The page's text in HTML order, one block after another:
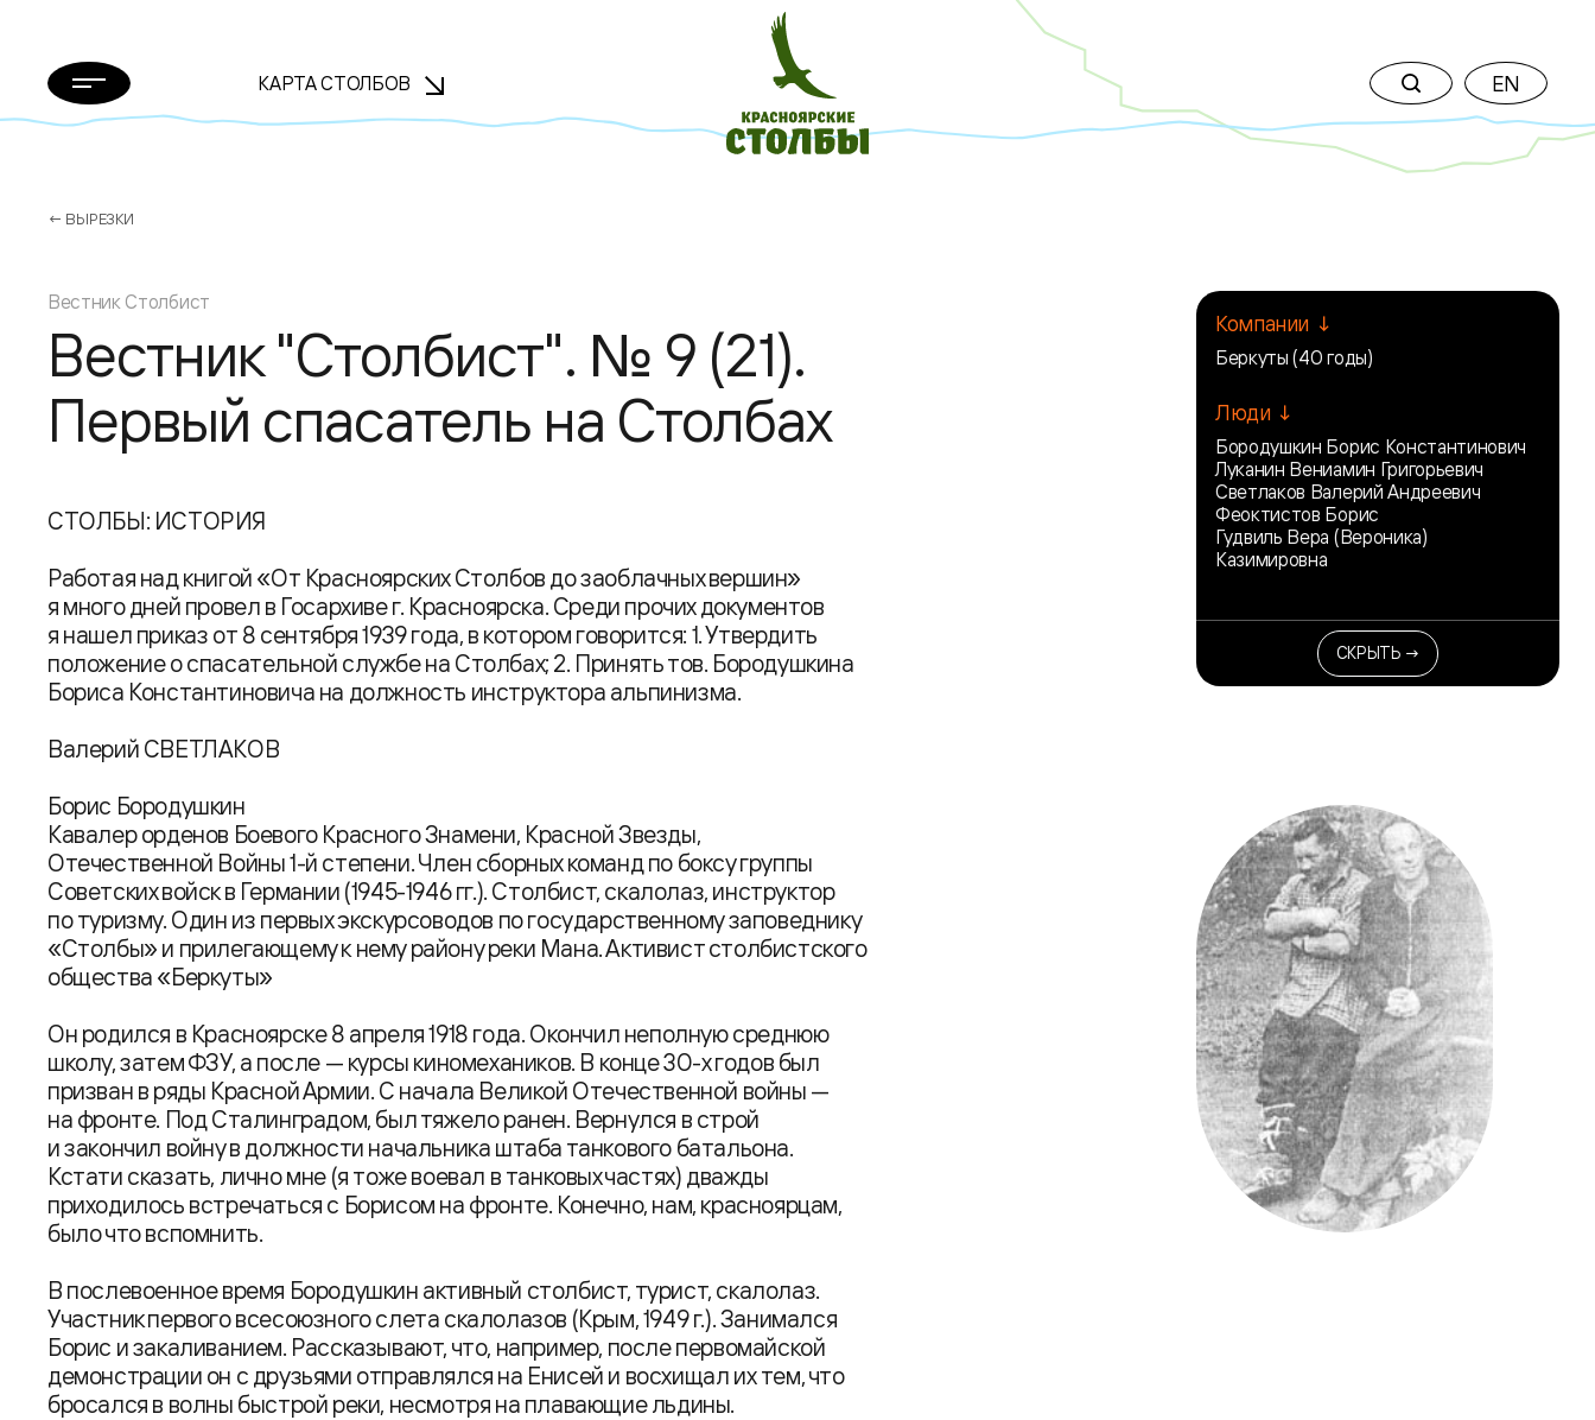
КАРТА СТОЛБОВ EN
← ВЫРЕЗКИ
Вестник Столбист
Вестник "Столбист". № 9 (21).
Первый спасатель на Столбах
СТОЛБЫ: ИСТОРИЯ
Работая над книгой «От Красноярских Столбов до заоблачных вершин»
я много дней провел в Госархиве г. Красноярска. Среди прочих документов
я нашел приказ от 8 сентября 1939 года, в котором говорится: 1. Утвердить
положение о спасательной службе на Столбах; 2. Принять тов. Бородушкина
Бориса Константиновича на должность инструктора альпинизма.
Валерий СВЕТЛАКОВ
Борис Бородушкин
Кавалер орденов Боевого Красного Знамени, Красной Звезды,
Отечественной Войны 1-й степени. Член сборных команд по боксу группы
Советских войск в Германии (1945-1946 гг.). Столбист, скалолаз, инструктор
по туризму. Один из первых экскурсоводов по государственному заповеднику
«Столбы» и прилегающему к нему району реки Мана. Активист столбистского
общества «Беркуты»
Он родился в Красноярске 8 апреля 1918 года. Окончил неполную среднюю
школу, затем ФЗУ, а после — курсы киномехаников. В конце 30-х годов был
призван в ряды Красной Армии. С начала Великой Отечественной войны —
на фронте. Под Сталинградом, был тяжело ранен. Вернулся в строй
и закончил войну в должности начальника штаба танкового батальона.
Кстати сказать, лично мне (я тоже воевал в танковых частях) дважды
приходилось встречаться с Борисом на фронте. Конечно, нам, красноярцам,
было что вспомнить.
В послевоенное время Бородушкин активный столбист, турист, скалолаз.
Участник первого всесоюзного слета скалолазов (Крым, 1949 г.). Занимался
Борис и закаливанием. Рассказывают, что, например, после первомайской
демонстрации он с друзьями отправлялся на Енисей и восхищал их тем, что
бросался в волны быстрой реки, несмотря на плавающие льдины.
Компании ↓
Беркуты (40 годы)
Люди ↓
Бородушкин Борис Константинович
Луканин Вениамин Григорьевич
Светлаков Валерий Андреевич
Феоктистов Борис
Гудвиль Вера (Вероника)
Казимировна
СКРЫТЬ →